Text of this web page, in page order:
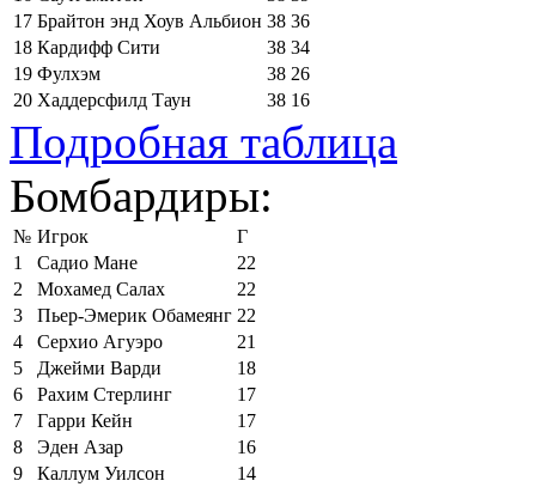
17 Брайтон энд Хоув Альбион 38 36
18 Кардифф Сити 38 34
19 Фулхэм 38 26
20 Хаддерсфилд Таун 38 16
Подробная таблица
Бомбардиры:
№ Игрок
Г
1
Садио Мане
22
2
Мохамед Салах
22
3
Пьер-Эмерик Обамеянг 22
4
Серхио Агуэро
21
5
Джейми Варди
18
6
Рахим Стерлинг
17
7
Гарри Кейн
17
8
Эден Азар
16
9
Каллум Уилсон
14